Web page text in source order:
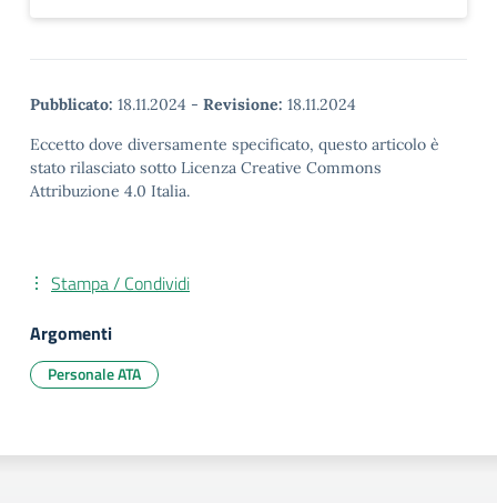
Pubblicato: 18.11.2024 - Revisione: 18.11.2024
Eccetto dove diversamente specificato, questo articolo è
stato rilasciato sotto Licenza Creative Commons
Attribuzione 4.0 Italia.
Stampa / Condividi
Argomenti
Personale ATA